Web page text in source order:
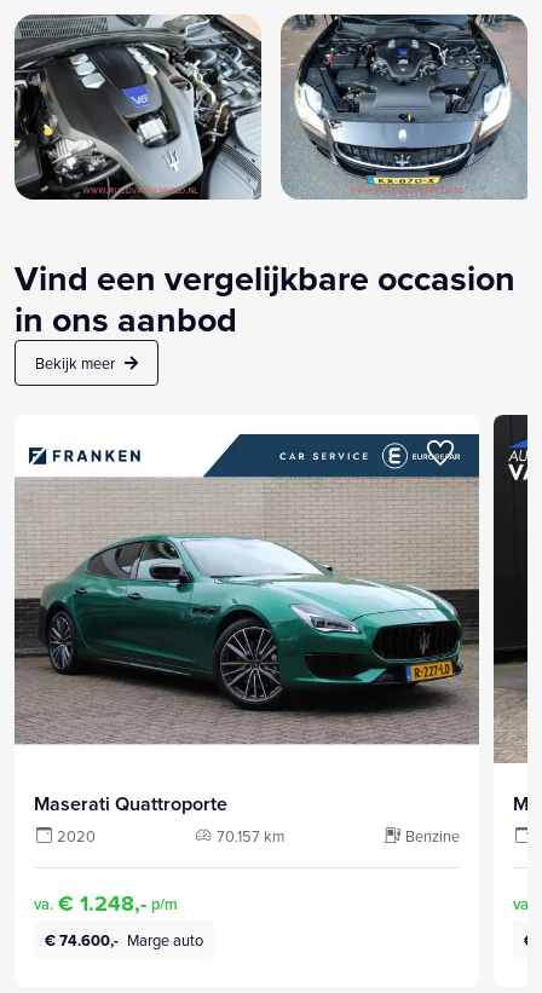
Vind een vergelijkbare occasion
in ons aanbod
Bekijk meer
Maserati Quattroporte
2020 70.157 km Benzine
va. € 1.248,- p/m
€ 74.600,- Marge auto
va.
€